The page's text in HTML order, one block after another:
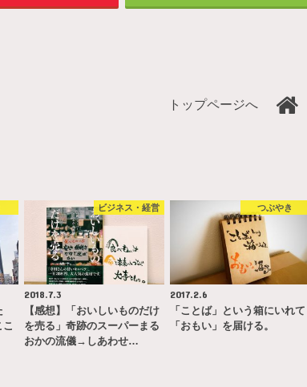
トップページへ
ビジネス・経営
2018.7.3
【感想】「おいしいものだけ
を売る」奇跡のスーパーまる
おかの流儀→しあわせ…
つぶやき
2017.2.6
「ことば」という箱にいれて
「おもい」を届ける。